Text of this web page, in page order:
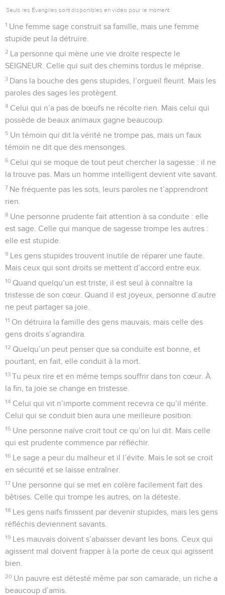
Seuls les Évangiles sont disponibles en vidéo pour le moment.
1 Une femme sage construit sa famille, mais une femme
stupide peut la détruire.
2 La personne qui mène une vie droite respecte le
SEIGNEUR. Celle qui suit des chemins tordus le méprise.
3 Dans la bouche des gens stupides, l’orgueil fleurit. Mais les
paroles des sages les protègent.
4 Celui qui n’a pas de bœufs ne récolte rien. Mais celui qui
possède de beaux animaux gagne beaucoup.
5 Un témoin qui dit la vérité ne trompe pas, mais un faux
témoin ne dit que des mensonges.
6 Celui qui se moque de tout peut chercher la sagesse : il ne
la trouve pas. Mais un homme intelligent devient vite savant.
7 Ne fréquente pas les sots, leurs paroles ne t’apprendront
rien.
8 Une personne prudente fait attention à sa conduite : elle
est sage. Celle qui manque de sagesse trompe les autres :
elle est stupide.
9 Les gens stupides trouvent inutile de réparer une faute.
Mais ceux qui sont droits se mettent d’accord entre eux.
10 Quand quelqu’un est triste, il est seul à connaître la
tristesse de son cœur. Quand il est joyeux, personne d’autre
ne peut partager sa joie.
11 On détruira la famille des gens mauvais, mais celle des
gens droits s’agrandira.
12 Quelqu’un peut penser que sa conduite est bonne, et
pourtant, en fait, elle conduit à la mort.
13 Tu peux rire et en même temps souffrir dans ton cœur. À
la fin, ta joie se change en tristesse.
14 Celui qui vit n’importe comment recevra ce qu’il mérite.
Celui qui se conduit bien aura une meilleure position.
15 Une personne naïve croit tout ce qu’on lui dit. Mais celle
qui est prudente commence par réfléchir.
16 Le sage a peur du malheur et il l’évite. Mais le sot se croit
en sécurité et se laisse entraîner.
17 Une personne qui se met en colère facilement fait des
bêtises. Celle qui trompe les autres, on la déteste.
18 Les gens naïfs finissent par devenir stupides, mais les gens
réfléchis deviennent savants.
19 Les mauvais doivent s’abaisser devant les bons. Ceux qui
agissent mal doivent frapper à la porte de ceux qui agissent
bien.
20 Un pauvre est détesté même par son camarade, un riche a
beaucoup d’amis.